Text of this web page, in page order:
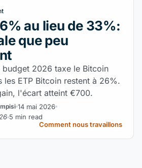
au lieu de 33%:
que peu
budget 2026 taxe le Bitcoin
les ETP Bitcoin restent à 26%.
l'écart atteint €700.
14 mai 2026
5 min read
Comment nous travaillons